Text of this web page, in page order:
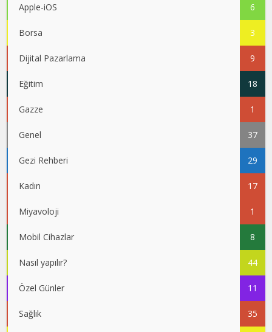
Apple-iOS 6
Borsa 3
Dijital Pazarlama 9
Eğitim 18
Gazze 1
Genel 37
Gezi Rehberi 29
Kadın 17
Miyavoloji 1
Mobil Cihazlar 8
Nasıl yapılır? 44
Özel Günler 11
Sağlık 35